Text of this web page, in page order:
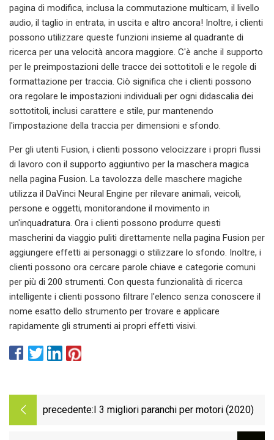
pagina di modifica, inclusa la commutazione multicam, il livello
audio, il taglio in entrata, in uscita e altro ancora! Inoltre, i clienti
possono utilizzare queste funzioni insieme al quadrante di
ricerca per una velocità ancora maggiore. C'è anche il supporto
per le preimpostazioni delle tracce dei sottotitoli e le regole di
formattazione per traccia. Ciò significa che i clienti possono
ora regolare le impostazioni individuali per ogni didascalia dei
sottotitoli, inclusi carattere e stile, pur mantenendo
l'impostazione della traccia per dimensioni e sfondo.
Per gli utenti Fusion, i clienti possono velocizzare i propri flussi
di lavoro con il supporto aggiuntivo per la maschera magica
nella pagina Fusion. La tavolozza delle maschere magiche
utilizza il DaVinci Neural Engine per rilevare animali, veicoli,
persone e oggetti, monitorandone il movimento in
un'inquadratura. Ora i clienti possono produrre questi
mascherini da viaggio puliti direttamente nella pagina Fusion per
aggiungere effetti ai personaggi o stilizzare lo sfondo. Inoltre, i
clienti possono ora cercare parole chiave e categorie comuni
per più di 200 strumenti. Con questa funzionalità di ricerca
intelligente i clienti possono filtrare l'elenco senza conoscere il
nome esatto dello strumento per trovare e applicare
rapidamente gli strumenti ai propri effetti visivi.
precedente: I 3 migliori paranchi per motori (2020)